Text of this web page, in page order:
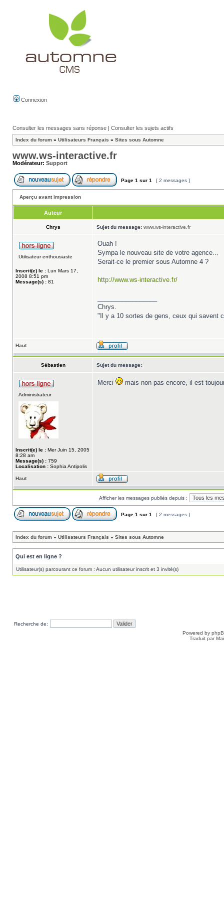
Connexion
Consulter les messages sans réponse | Consulter les sujets actifs
Index du forum » Utilisateurs Français » Sites sous Automne
www.ws-interactive.fr
Modérateur: Support
Page 1 sur 1 [ 2 messages ]
Aperçu avant impression
Auteur
Chrys Sujet du message: www.ws-interactive.fr
Utilisateur enthousiaste
Inscrit(e) le : Lun Mars 17,
2008 8:51 pm
Message(s) : 81
Ouah !
Sympa le nouveau site de votre agence...
Serait-ce le premier sous Automne 4 ?
http://www.ws-interactive.fr/
Chrys.
"Il y a 10 sortes de gens, ceux qui savent
Haut
Sébastien Sujet du message:
Administrateur
Inscrit(e) le : Mer Juin 15, 2005
8:28 am
Message(s) : 759
Localisation : Sophia Antipolis
Merci mais non pas encore, il est
Haut
Afficher les messages publiés depuis :
Page 1 sur 1 [ 2 messages ]
Index du forum » Utilisateurs Français » Sites sous Automne
Qui est en ligne ?
Utilisateur(s) parcourant ce forum : Aucun utilisateur inscrit et 3 invité(s)
Recherche de:
Powered by
Traduit par